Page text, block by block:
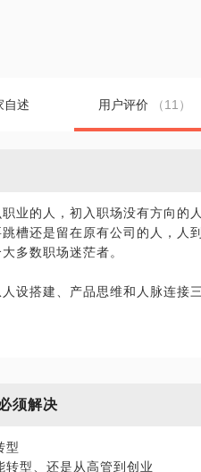
自述 用户评价 （11）
业的人，初入职场没有方向的
槽还是留在原有公司的人，人
多数职场迷茫者。
设搭建、产品思维和人脉连接
用产品思维方式优化职业能力
更加了解自我，同时制定用互
形式+拓展优质人脉技巧
须解决
型
型、还是从高管到创业